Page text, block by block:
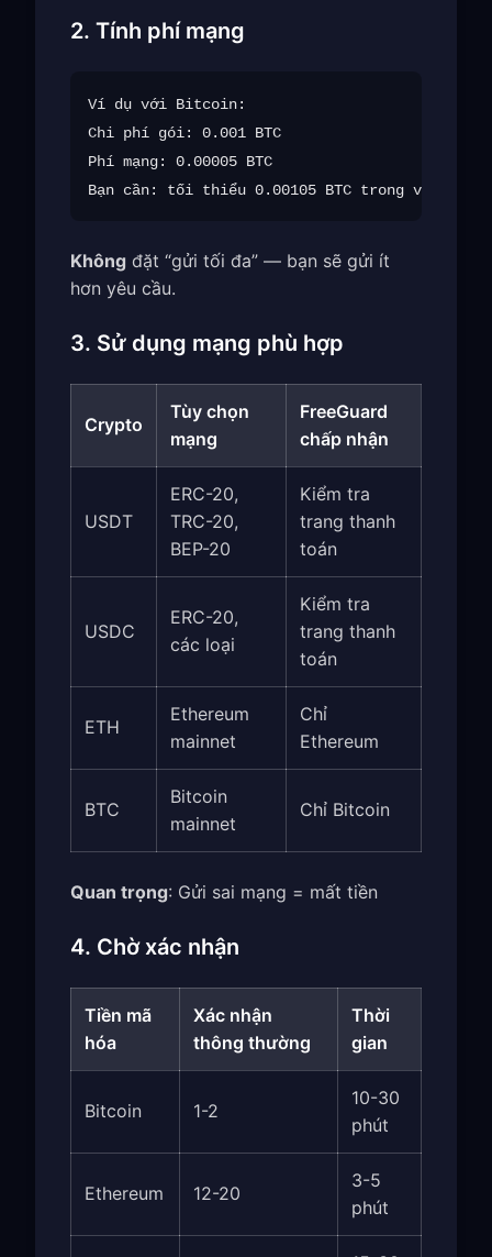
2. Tính phí mạng
Ví dụ với Bitcoin:
Chi phí gói: 0.001 BTC
Phí mạng: 0.00005 BTC
Không đặt “gửi tối đa” — bạn sẽ gửi ít
hơn yêu cầu.
3. Sử dụng mạng phù hợp
Crypto
Tùy chọn
mạng
FreeGuard
chấp nhận
USDT
ERC-20,
TRC-20,
BEP-20
Kiểm tra
trang thanh
toán
USDC
ERC-20,
các loại
Kiểm tra
trang thanh
toán
ETH
Ethereum
mainnet
Chỉ
Ethereum
BTC
Bitcoin
mainnet
Chỉ Bitcoin
Quan trọng: Gửi sai mạng = mất tiền
4. Chờ xác nhận
Tiền mã
hóa
Xác nhận
thông thường
Thời
gian
Bitcoin 1-2
10-30
phút
Ethereum 12-20
3-5
phút